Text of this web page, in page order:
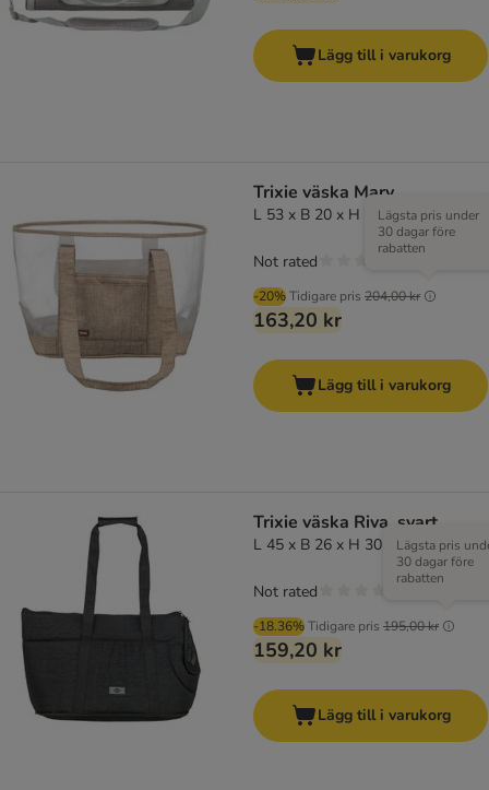
Lägg till i varukorg
Trixie väska Mary
L 53 x B 20 x H 30 cm
-20%Tidigare pris 204,00 kr
Lägsta pris under
30 dagar före
rabatten
163,20 kr
Not rated
Lägg till i varukorg
Trixie väska Riva, svart
L 45 x B 26 x H 30 cm
-18.36%Tidigare pris 195,00 kr
Lägsta pris
30 dagar före
rabatten
159,20 kr
Not rated
Lägg till i varukorg